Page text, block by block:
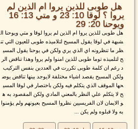
هل طوبى للذين يروا ام الذين لم
يروا ؟ لوقا 10: 23 و متي 13: 16
ويوحنا 20: 29
هل طوبى للذين يروا ام الذين لم يروا لوقا و متي ويوحنا ال
شبهة في لوقا يقول المسيح لتلاميذه طوبى للعيون التي تن
ظر ما تنظرونه اي الذي يري ولكن في يوحنا يقول المسي
ح لتلميذه توما طوبى للذين امنوا ولم يروا وهذا تناقض الر
د رغم ان كلمة طوبى تكررت في العددين بنفس التركيب
ولكن المسيح يقصد اشياء مختلفة لايوجد بينها تناقض يوض
حها الموقف الذي يتكلم فيه ولكن باختصار في لوقا المسي
ح لا يتكلم علي النظر بالمعني المادي ولكن المقصود به ه
و الايمان لان الفريسيين نظروا المسيح بعيونهم ولم يؤمنوا
به ولا قبلوه ولم يكن ...